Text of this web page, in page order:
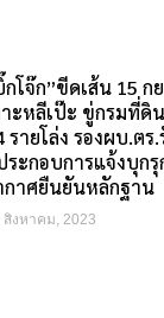
กโจ๊ก”ขีดเส้น 15 ก
าะหลีเป๊ะ ขู่กรมที่ดิ
รายโล่ง รองผบ.ต
ระกอบการแจ้งบุก
กาศยืนยันหลักฐาน
สิงหาคม, 2023